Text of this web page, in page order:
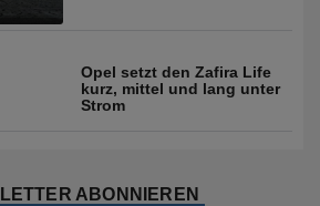
Opel setzt den Zafira Life
kurz, mittel und lang unter
Strom
ABONNIEREN